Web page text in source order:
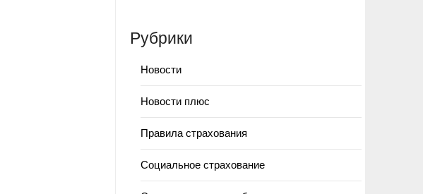
Рубрики
Новости
Новости плюс
Правила страхования
Социальное страхование